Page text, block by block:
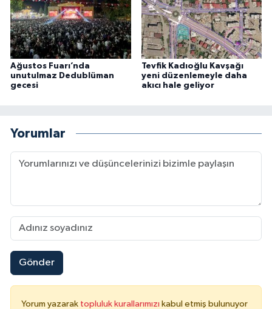
Ağustos Fuarı’nda
unutulmaz Dedublüman
gecesi
Tevfik Kadıoğlu Kavşağı
yeni düzenlemeyle daha
akıcı hale geliyor
Yorumlar
Gönder
Yorum yazarak topluluk kurallarımızı kabul etmiş bulunuyor